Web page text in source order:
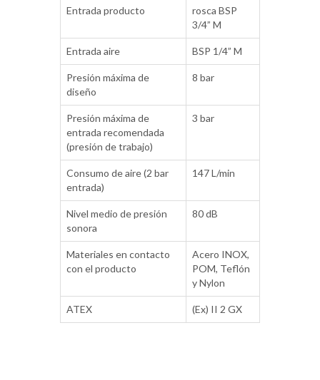
Entrada producto
rosca BSP
3/4” M
Entrada aire BSP 1/4” M
Presión máxima de
diseño
8 bar
Presión máxima de
entrada recomendada
(presión de trabajo)
3 bar
Consumo de aire (2 bar
entrada)
147 L/min
Nivel medio de presión
sonora
80 dB
Materiales en contacto
con el producto
Acero INOX,
POM, Teflón
y Nylon
ATEX (Ex) II 2 GX